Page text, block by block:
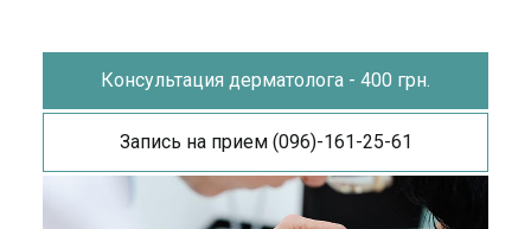
Консультация дерматолога - 400 грн.
Запись на прием (096)-161-25-61